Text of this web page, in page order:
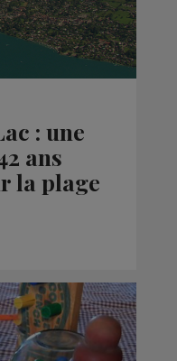
: une
ans
la plage